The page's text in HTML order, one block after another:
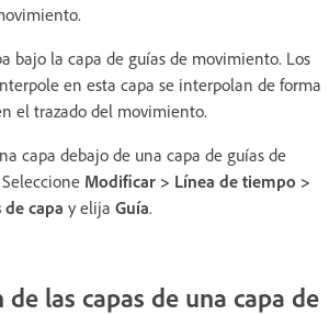
bajo la capa de guías de movimiento. Los
en esta capa se interpolan de forma
el trazado del movimiento.
capa debajo de una capa de guías de
Modificar > Línea de tiempo >
capa y elija Guía.
las capas de una capa de